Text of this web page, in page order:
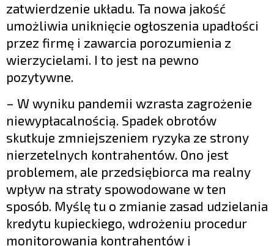
zatwierdzenie układu. Ta nowa jakość
umożliwia uniknięcie ogłoszenia upadłości
przez firmę i zawarcia porozumienia z
wierzycielami. I to jest na pewno
pozytywne.
– W wyniku pandemii wzrasta zagrożenie
niewypłacalnością. Spadek obrotów
skutkuje zmniejszeniem ryzyka ze strony
nierzetelnych kontrahentów. Ono jest
problemem, ale przedsiębiorca ma realny
wpływ na straty spowodowane w ten
sposób. Myślę tu o zmianie zasad udzielania
kredytu kupieckiego, wdrożeniu procedur
monitorowania kontrahentów i